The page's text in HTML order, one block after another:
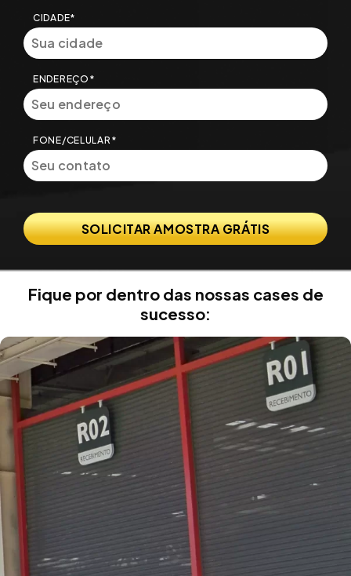
CIDADE*
ENDEREÇO*
FONE/CELULAR*
Fique por dentro das nossas cases de
sucesso: